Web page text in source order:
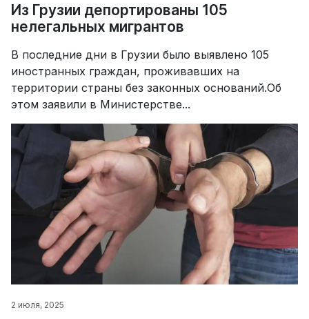
Из Грузии депортированы 105
нелегальных мигрантов
В последние дни в Грузии было выявлено 105
иностранных граждан, проживавших на
территории страны без законных оснований.Об
этом заявили в Министерстве...
2 июля, 2025